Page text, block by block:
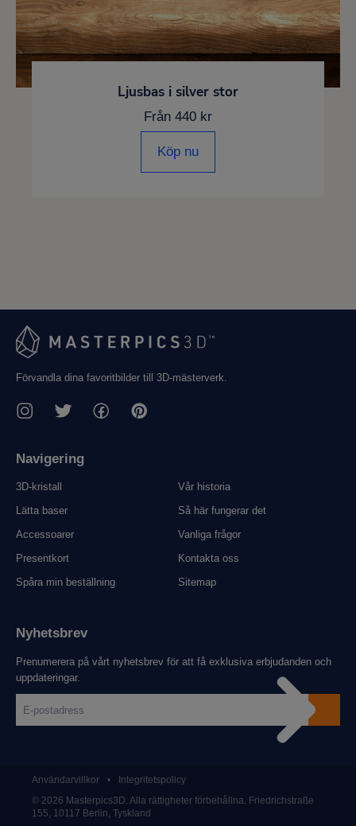
Ljusbas i silver stor
Från 440 kr
Köp nu
Förvandla dina favoritbilder till 3D-mästerverk.
Navigering
3D-kristall
Vår historia
Lätta baser
Så här fungerar det
Accessoarer
Vanliga frågor
Presentkort
Kontakta oss
Spåra min beställning
Sitemap
Nyhetsbrev
Prenumerera på vårt nyhetsbrev för att få exklusiva erbjudanden och
uppdateringar.
Användarvillkor •
Integritetspolicy
© 2026 Masterpics3D. Alla rättigheter förbehållna. Friedrichstraße
155, 10117 Berlin, Tyskland